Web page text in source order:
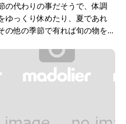
の代わりの事だそうで、体調
ゆっくり休めたり、夏であれ
の他の季節で有れば旬の物を...